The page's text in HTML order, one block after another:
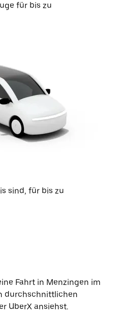
für bis zu
sind, für bis zu
Fahrt in Menzingen im
durchschnittlichen
UberX ansiehst.